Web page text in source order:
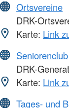
Ortsvereine
DRK-
Karte: Link
Seniorenclub
DRK-
Karte: Link
Tages- und